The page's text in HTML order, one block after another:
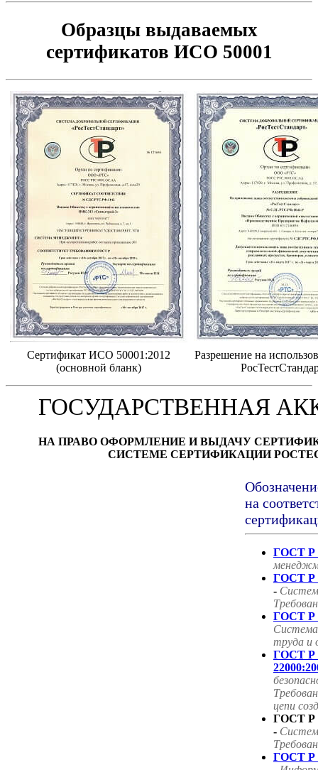
Образцы выдаваемых
сертификатов ИСО 50001
Сертификат ИСО 50001:2012
(основной бланк)
Разрешение на
ГОСУДАРСТВЕННАЯ
НА ПРАВО ОФОРМЛЕНИЕ И ВЫДАЧУ
СИСТЕМЕ СЕРТИФИКАЦИИ
на
ГОСТ Р
ГОСТ Р
-
ГОСТ Р
труда и
ГОСТ
цепи
ГОСТ Р
-
ГОСТ Р